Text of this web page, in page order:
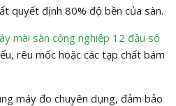
quyết định 80% độ bền của sàn.
mài sàn công nghiệp 12 đầu số
rêu mốc hoặc các tạp chất bám
máy đo chuyên dụng, đảm bảo